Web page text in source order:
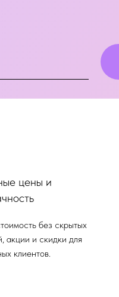
цены и
без скрытых
акции и скидки для
клиентов.